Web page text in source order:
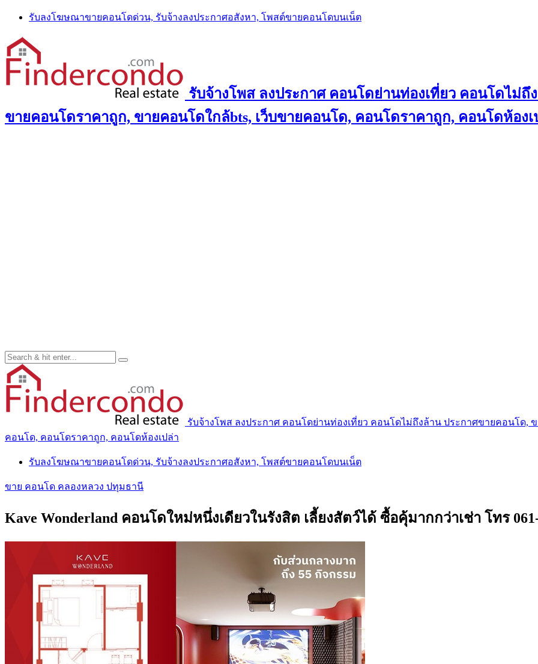
Skip
content
รับลงโฆษณาขายคอนโดด่วน, รับจ้างลงประกาศอสังหา, โพสต์ขายคอนโดบนเน็ต
รับจ้างโพส ลงประกาศ คอนโดย่านท่องเที่ยว คอนโดไม่
ขายคอนโดราคาถูก, ขายคอนโดใกล้bts, เว็บขายคอนโด, คอนโดราคาถูก, คอนโดห้องเ
รับจ้างโพส ลงประกาศ คอนโดย่านท่องเที่ยว คอนโดไม่ถึงล้าน ประกาศขายคอนโด,
คอนโด, คอนโดราคาถูก, คอนโดห้องเปล่า
รับลงโฆษณาขายคอนโดด่วน, รับจ้างลงประกาศอสังหา, โพสต์ขายคอนโดบนเน็ต
ขาย คอนโด คลองหลวง ปทุมธานี
Kave Wonderland คอนโดใหม่หนึ่งเดียวในรังสิต เลี้ยงสัตว์ได้ ซื้อคุ้มากกว่าเช่า โทร 061-